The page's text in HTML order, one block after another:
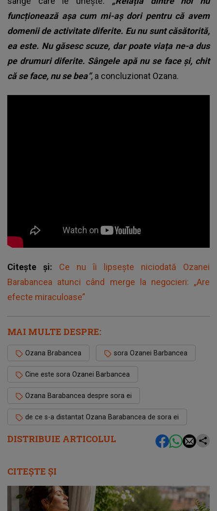
DISTRIBUIE ARTICOLUL
funcționează așa cum mi-aș dori pentru că avem
domenii de activitate diferite. Eu nu sunt căsătorită,
ea este. Nu găsesc scuze, dar poate viața ne-a dus
pe drumuri diferite. Sângele apă nu se face și, chit
că se face, nu se bea”, a concluzionat Ozana.
Citește și: Ce nu îi lipsește niciodată Ozanei
Barabancea atunci când merge la negocieri: „Are
efecte miraculoase”
MAI MULTE DESPRE:
Ozana Brabancea sora Ozanei Barbancea
Cine este sora Ozanei Barbancea
Ozana Barabancea despre sora ei
de ce s-a distantat Ozana Barabancea de sora ei
CITEȘTE ȘI